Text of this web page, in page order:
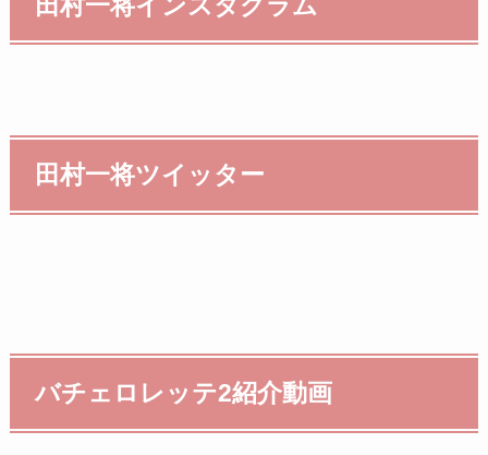
田村一将インスタグラム
田村一将ツイッター
バチェロレッテ2紹介動画